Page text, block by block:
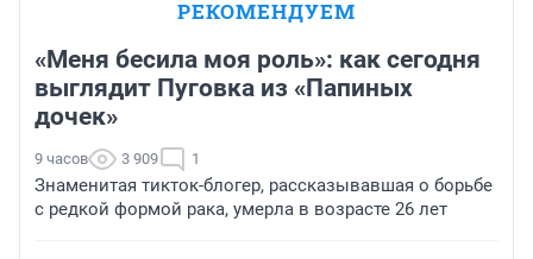
РЕКОМЕНДУЕМ
«Меня бесила моя роль»: как сегодня
выглядит Пуговка из «Папиных
дочек»
9 часов 3 909 1
Знаменитая тикток-блогер, рассказывавшая о борьбе
с редкой формой рака, умерла в возрасте 26 лет